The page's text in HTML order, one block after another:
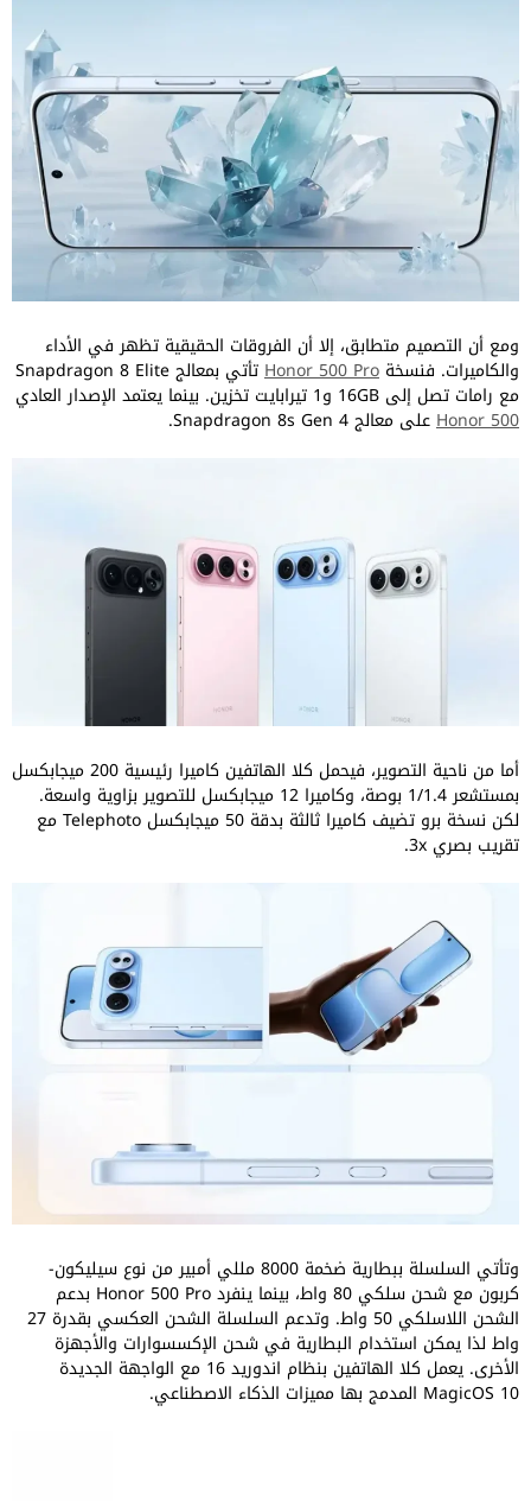
ومع أن التصميم متطابق، إلا أن الفروقات الحقيقية تظهر في الأداء
والكاميرات. فنسخة Honor 500 Pro تأتي بمعالج Snapdragon 8 Elite
مع رامات تصل إلى 16GB و1 تيرابايت تخزين. بينما يعتمد الإصدار العادي
Honor 500على معالج Snapdragon 8s Gen 4.
أما من ناحية التصوير، فيحمل كلا الهاتفين كاميرا رئيسية 200 ميجابكسل
بمستشعر 1/1.4 بوصة، وكاميرا 12 ميجابكسل للتصوير بزاوية واسعة.
لكن نسخة برو تضيف كاميرا ثالثة بدقة 50 ميجابكسل Telephoto مع
تقريب بصري 3x.
وتأتي السلسلة ببطارية ضخمة 8000 مللي أمبير من نوع سيليكون-
كربون مع شحن سلكي 80 واط، بينما ينفرد Honor 500 Pro بدعم
الشحن اللاسلكي 50 واط. وتدعم السلسلة الشحن العكسي بقدرة 27
واط لذا يمكن استخدام البطارية في شحن الإكسسوارات والأجهزة
الأخرى. يعمل كلا الهاتفين بنظام اندوريد 16 مع الواجهة الجديدة
MagicOS 10 المدمج بها مميزات الذكاء الاصطناعي.